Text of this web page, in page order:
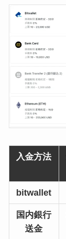
入金方法
bitwallet
国内銀行
送金